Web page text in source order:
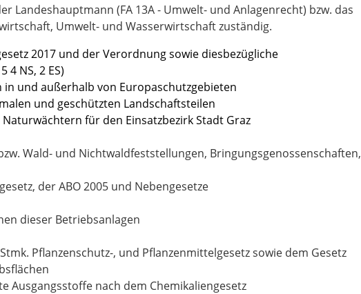
Landeshauptmann (FA 13A - Umwelt- und Anlagenrecht) bzw. das
Umwelt- und Wasserwirtschaft zuständig.
2017 und der Verordnung sowie diesbezügliche
4 NS, 2 ES)
und außerhalb von Europaschutzgebieten
und geschützten Landschaftsteilen
für den Einsatzbezirk Stadt Graz
Wald- und Nichtwaldfeststellungen, Bringungsgenossenschaften,
der ABO 2005 und Nebengesetze
dieser Betriebsanlagen
Pflanzenschutz-, und Pflanzenmittelgesetz sowie dem Gesetz
Ausgangsstoffe nach dem Chemikaliengesetz